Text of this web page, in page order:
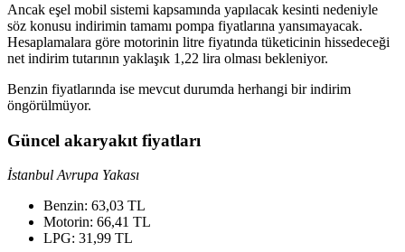
Ancak eşel mobil sistemi kapsamında yapılacak kesinti nedeniyle
söz konusu indirimin tamamı pompa fiyatlarına yansımayacak.
Hesaplamalara göre motorinin litre fiyatında tüketicinin hissedeceği
net indirim tutarının yaklaşık 1,22 lira olması bekleniyor.
Benzin fiyatlarında ise mevcut durumda herhangi bir indirim
öngörülmüyor.
Güncel akaryakıt fiyatları
İstanbul Avrupa Yakası
Benzin: 63,03 TL
Motorin: 66,41 TL
LPG: 31,99 TL